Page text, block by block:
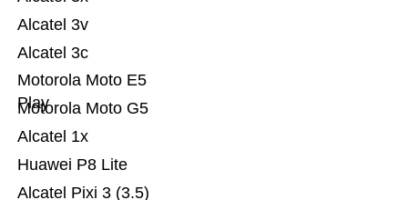
Alcatel Pixi 3 (3.5)
Huawei P8 Lite
Alcatel 1x
Motorola Moto G5
Motorola Moto E5
Play
Alcatel 3c
Alcatel 3v